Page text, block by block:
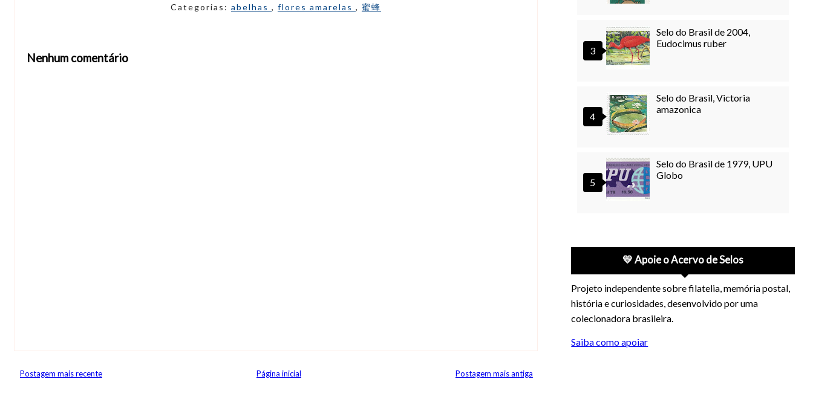
Categorias: abelhas , flores amarelas , 蜜蜂
Nenhum comentário
Postagem mais recente Postagem mais antiga
Página inicial
Selo do Brasil de 2004,
Eudocimus ruber
Selo do Brasil, Victoria
amazonica
Selo do Brasil de 1979, UPU
Globo
💛 Apoie o Acervo de Selos
Projeto independente sobre filatelia, memória postal,
história e curiosidades, desenvolvido por uma
colecionadora brasileira.
Saiba como apoiar